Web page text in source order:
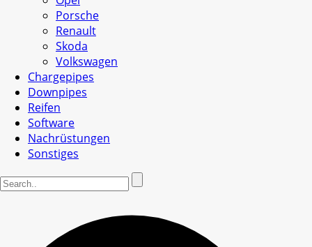
Porsche
Renault
Skoda
Volkswagen
Chargepipes
Downpipes
Reifen
Software
Nachrüstungen
Sonstiges